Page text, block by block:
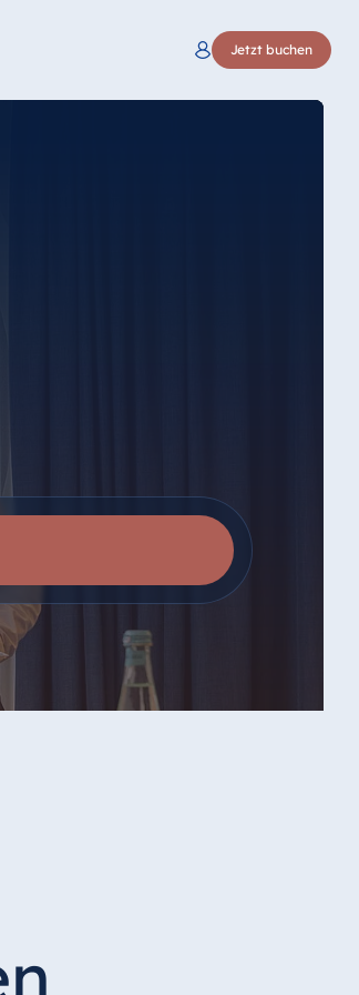
Jetzt buchen